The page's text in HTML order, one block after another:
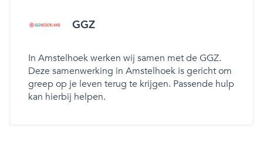
GGZ
In Amstelhoek werken wij samen met de GGZ.
Deze samenwerking in Amstelhoek is gericht om
greep op je leven terug te krijgen. Passende hulp
kan hierbij helpen.